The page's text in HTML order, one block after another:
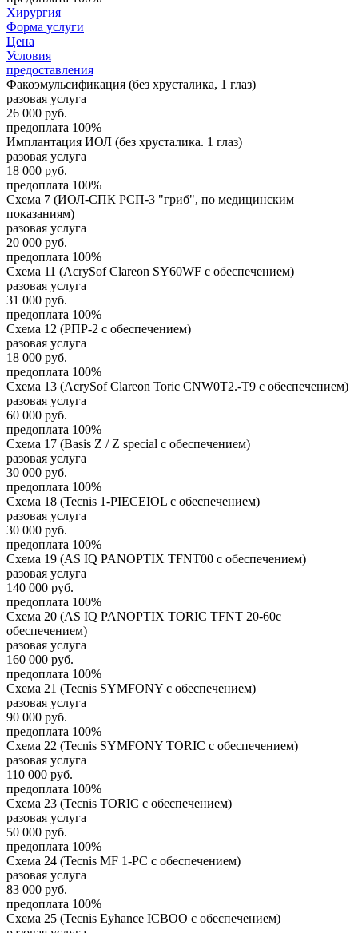
Хирургия
Форма услуги
Цена
Условия
предоставления
Факоэмульсификация (без хрусталика, 1 глаз)
разовая услуга
26 000 руб.
предоплата 100%
Имплантация ИОЛ (без хрусталика. 1 глаз)
разовая услуга
18 000 руб.
предоплата 100%
Схема 7 (ИОЛ-СПК РСП-3 "гриб", по медицинским
показаниям)
разовая услуга
20 000 руб.
предоплата 100%
Схема 11 (AcrySof Clareon SY60WF с обеспечением)
разовая услуга
31 000 руб.
предоплата 100%
Схема 12 (РПР-2 с обеспечением)
разовая услуга
18 000 руб.
предоплата 100%
Схема 13 (AcrySof Clareon Toric CNW0T2.-T9 с обеспечением)
разовая услуга
60 000 руб.
предоплата 100%
Схема 17 (Basis Z / Z special с обеспечением)
разовая услуга
30 000 руб.
предоплата 100%
Схема 18 (Tecnis 1-PIECEIOL с обеспечением)
разовая услуга
30 000 руб.
предоплата 100%
Схема 19 (AS IQ PANOPTIX TFNT00 с обеспечением)
разовая услуга
140 000 руб.
предоплата 100%
Схема 20 (AS IQ PANOPTIX TORIC TFNT 20-60с
обеспечением)
разовая услуга
160 000 руб.
предоплата 100%
Схема 21 (Tecnis SYMFONY с обеспечением)
разовая услуга
90 000 руб.
предоплата 100%
Схема 22 (Tecnis SYMFONY TORIC с обеспечением)
разовая услуга
110 000 руб.
предоплата 100%
Схема 23 (Tecnis TORIC с обеспечением)
разовая услуга
50 000 руб.
предоплата 100%
Схема 24 (Tecnis MF 1-PC с обеспечением)
разовая услуга
83 000 руб.
предоплата 100%
Схема 25 (Tecnis Eyhance ICBOO с обеспечением)